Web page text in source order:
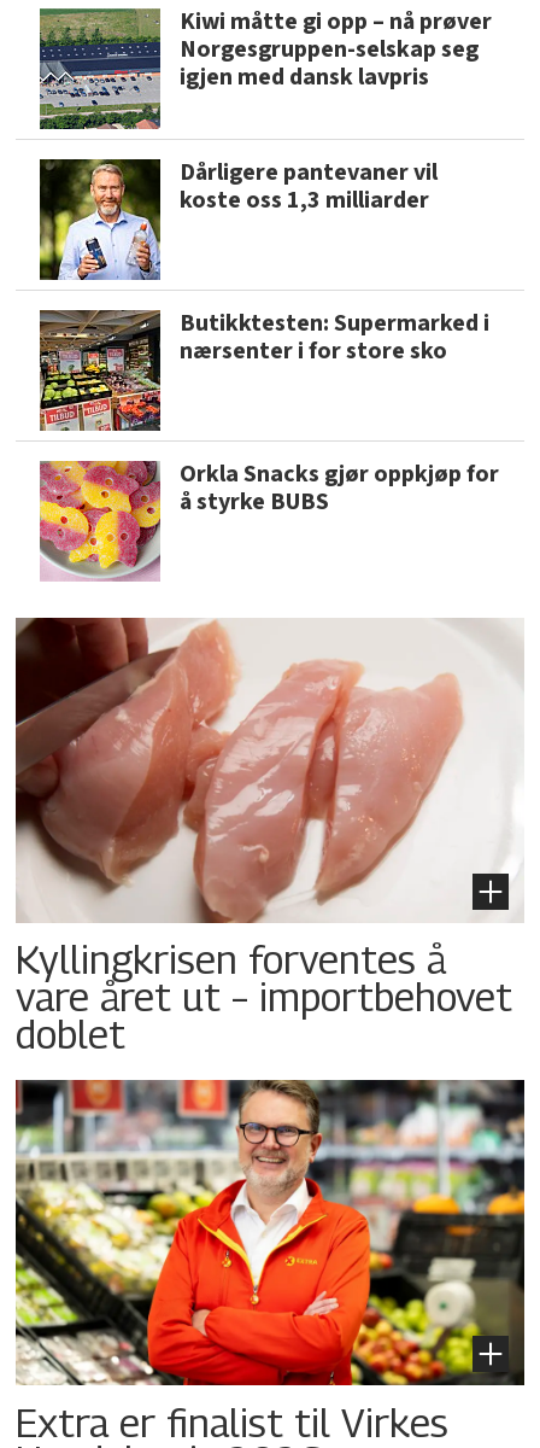
Kiwi måtte gi opp – nå prøver
Norgesgruppen-selskap seg
igjen med dansk lavpris
Dårligere pantevaner vil
koste oss 1,3 milliarder
Butikktesten: Supermarked i
nærsenter i for store sko
Orkla Snacks gjør oppkjøp for
å styrke BUBS
Kyllingkrisen forventes å
vare året ut – importbehovet
doblet
Extra er finalist til Virkes